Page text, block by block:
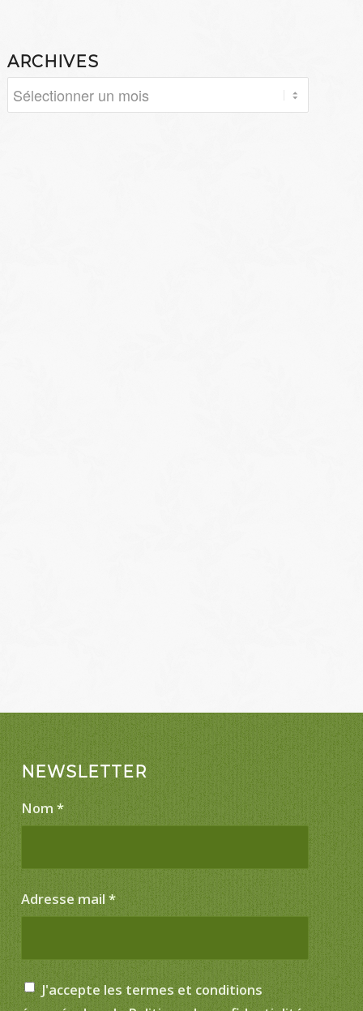
ARCHIVES
NEWSLETTER
Nom*
Adresse mail*
J'accepte les termes et conditions